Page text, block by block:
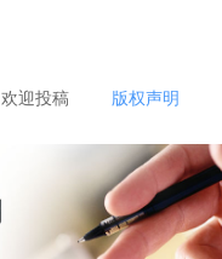
欢迎投稿 版权声明